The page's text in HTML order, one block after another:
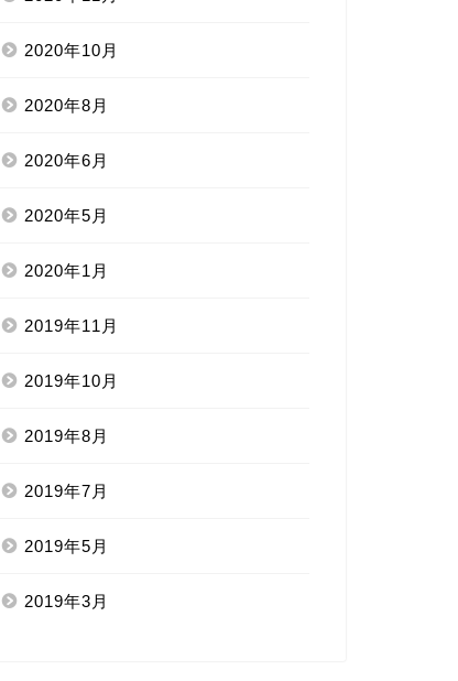
2020年10月
2020年8月
2020年6月
2020年5月
2020年1月
2019年11月
2019年10月
2019年8月
2019年7月
2019年5月
2019年3月